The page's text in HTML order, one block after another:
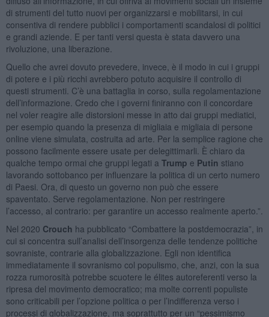
di strumenti del tutto nuovi per organizzarsi e mobilitarsi, in cui
consentiva di rendere pubblici i comportamenti scandalosi di politici
e grandi aziende. E per tanti versi questa è stata davvero una
rivoluzione, una liberazione.
Quello che avrei dovuto prevedere, invece, è il modo in cui i gruppi
di potere e i più ricchi avrebbero potuto acquisire il controllo di
questi strumenti. C’è una battaglia in corso, sulla regolamentazione
dell’informazione. Credo che i governi finiranno con il concordare
nel voler reagire alle distorsioni messe in atto dai gruppi mediatici,
per esempio quando la presenza di migliaia e migliaia di persone
online viene simulata, costruita ad arte. Per la semplice ragione che
possono facilmente essere usate per delegittimarli. È chiaro da
qualche tempo ormai che gruppi legati a Trump e Putin stiano
lavorando sottobanco per influenzare la politica di un certo numero
di Paesi. Ora, di questo un governo non può che essere
spaventato. Serve regolamentazione. Non per restringere
l’accesso, al contrario: per garantire un accesso realmente aperto.”.
Nel 2020 Crouch ha pubblicato “Combattere la postdemocrazia”, in
cui si concentra sull’analisi dell’insorgenza delle tendenze politiche
sovraniste, contrarie alla globalizzazione. Egli non identifica
immediatamente il sovranismo col populismo, che, anzi, con la sua
rozza rumorosità potrebbe scuotere le élites autoreferenti verso la
ripresa del movimento democratico; ma molte correnti populiste
sono criticabili per l’opzione politica o per l’indifferenza verso i
processi di globalizzazione, ma soprattutto per un “pessimismo